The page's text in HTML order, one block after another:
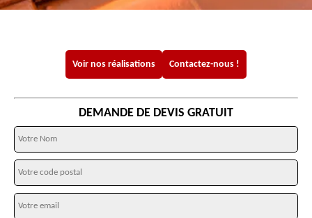
Voir nos réalisations Contactez-nous !
DEMANDE DE DEVIS GRATUIT